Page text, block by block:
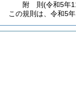
附 則(令和5年
この規則は、令和5